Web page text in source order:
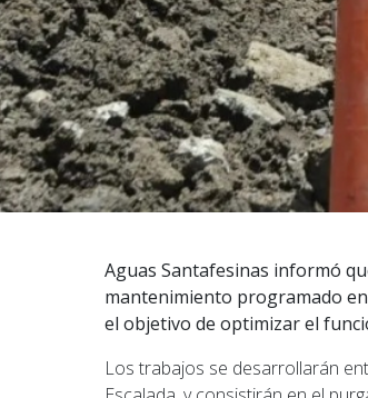
Aguas Santafesinas informó
mantenimiento programado
el objetivo de optimizar el
Los trabajos se desarrollarán